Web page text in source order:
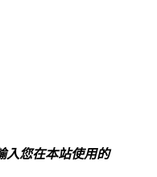
入您在本站使用的